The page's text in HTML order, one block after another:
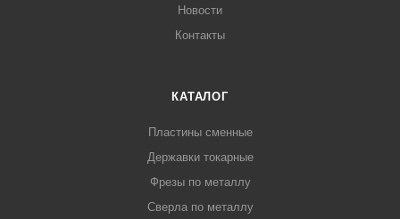
Новости
Контакты
КАТАЛОГ
Пластины сменные
Державки токарные
Фрезы по металлу
Сверла по металлу